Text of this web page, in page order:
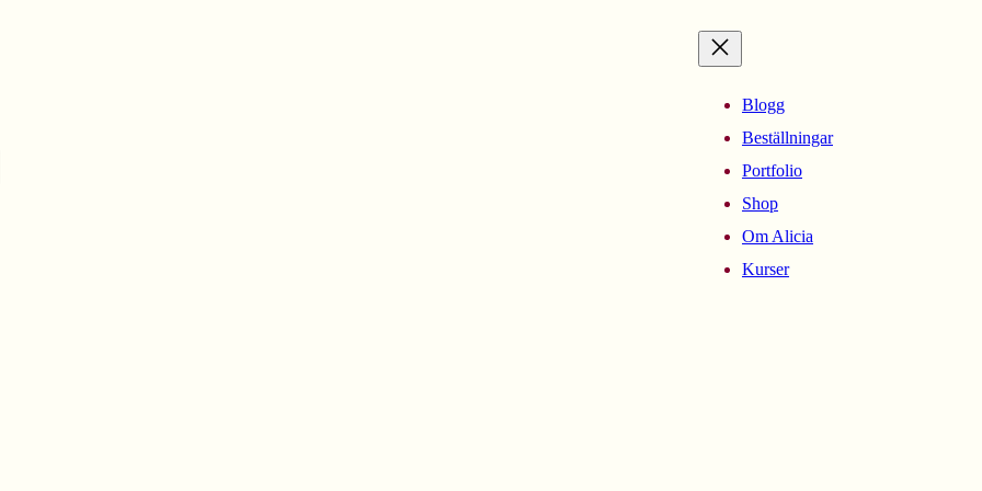
Blogg
Beställningar
Portfolio
Shop
Om Alicia
Kurser